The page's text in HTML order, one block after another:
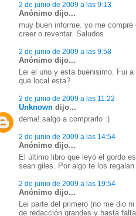
2 de junio de 2009 a las 9:13
Anónimo dijo...
muy buen informe. yo me
creer o reventar. Saludos
2 de junio de 2009 a las 9:58
Anónimo dijo...
Lei el uno y esta buenisimo. Fui
que local esta?
2 de junio de 2009 a las 11:22
Unknown dijo...
dema! salgo a comprarlo :)
2 de junio de 2009 a las 14:54
Anónimo dijo...
El último libro que leyó el gordo
sean giles. Por algo te los
2 de junio de 2009 a las 19:54
Anónimo dijo...
Lei parte del primero (no me dio
de redacción grandes y hasta